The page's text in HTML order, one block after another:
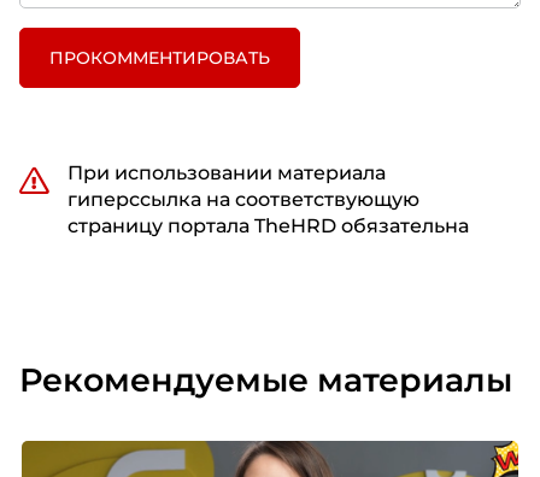
ПРОКОММЕНТИРОВАТЬ
При использовании материала
гиперссылка на соответствующую
страницу портала TheHRD обязательна
Рекомендуемые материалы